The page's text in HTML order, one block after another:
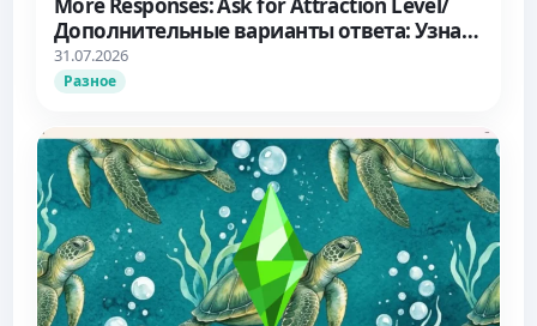
Дополнительные варианты ответа: Узнать
об уровне влечения
31.07.2026
Разное